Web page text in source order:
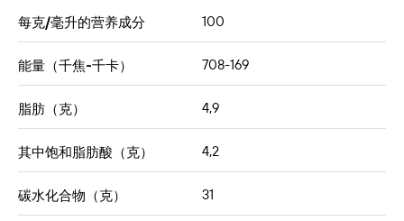
每克/毫升的营养成分 100
能量（千焦-千卡） 708-169
脂肪（克） 4,9
其中饱和脂肪酸（克） 4,2
碳水化合物（克） 31